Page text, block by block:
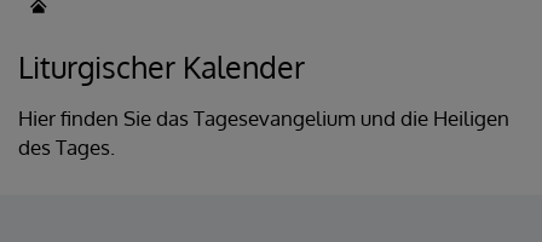
Liturgischer Kalender
Hier finden Sie das Tagesevangelium und die Heiligen
des Tages.